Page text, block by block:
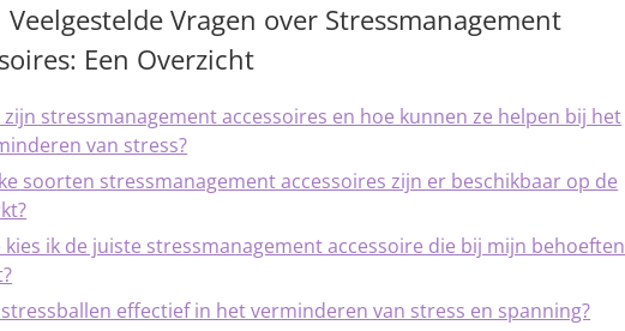
Veelgestelde Vragen over Stressmanagement
Een Overzicht
zijn stressmanagement accessoires en hoe kunnen ze helpen bij het
van stress?
soorten stressmanagement accessoires zijn er beschikbaar op de
kies ik de juiste stressmanagement accessoire die bij mijn behoeften
effectief in het verminderen van stress en spanning?